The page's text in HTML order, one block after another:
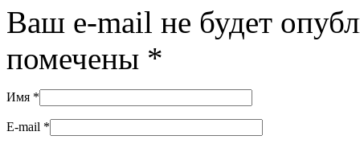
Ваш e-mail не будет
помечены *
Имя *
E-mail *